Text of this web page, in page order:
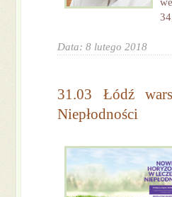
Data: 8 lutego 2018
31.03 Łódź
Niepłodności